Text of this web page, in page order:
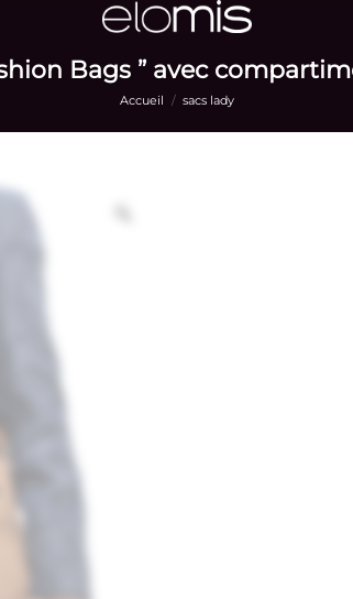
Bags ” avec
Accueil / sacs lady